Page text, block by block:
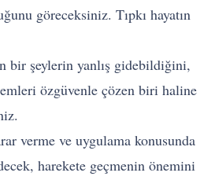
göreceksiniz. Tıpkı hayatın
bir şeylerin yanlış gidebildiğini,
özgüvenle çözen biri haline
verme ve uygulama konusunda
harekete geçmenin önemini